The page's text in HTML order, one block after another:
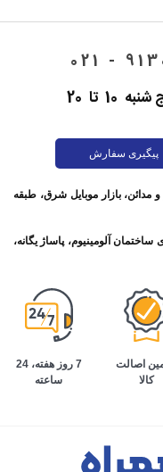
تا 20
پیگیری سفارش
مدائن، بازار موبایل شرق، طبقه
آلومینیوم، پاساژ یگانه،
اصالت
کالا
7 روز هفته، 24
ساعته